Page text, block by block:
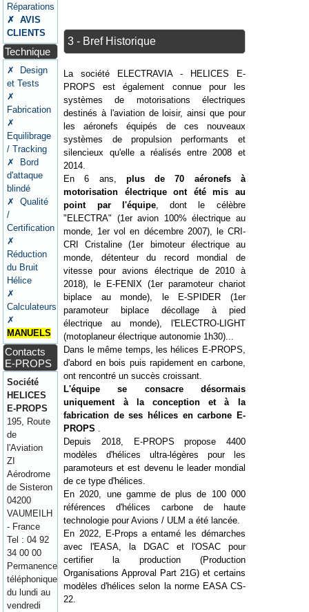
Réparations
✗ AVIS
CLIENTS
Technique
✗ Design
et Tests
✗
Fabrication
✗
Equilibrage
/ Tracking
✗ Bord
d'attaque
blindé
✗ Qualité
/
Certification
✗
Réduction
du Bruit
Hélice
✗
Calculateurs
✗
MANUELS
Contacts
E-PROPS
Société
HELICES
E-PROPS
195, Route
de
l'Aviation
ZI
Aérodrome
de Sisteron
04200
VAUMEILH
- France
Tel : 04 92
34 00 00
Permanence
téléphonique
du lundi au
vendredi
3 - Bref Historique
La société ELECTRAVIA - HELICES E-
PROPS est également connue pour les
systèmes de motorisations électriques
destinés à l'aviation de loisir, ainsi que pour
les aéronefs équipés de ces nouveaux
systèmes de propulsion performants et
silencieux qu'elle a réalisés entre 2008 et
2014.
En 6 ans, plus de 70 aéronefs à
motorisation électrique ont été mis au
point par l'équipe, dont le célèbre
"ELECTRA" (1er avion 100% électrique au
monde, 1er vol en décembre 2007), le CRI-
CRI Cristaline (1er bimoteur électrique au
monde, détenteur du record mondial de
vitesse pour avions électrique de 2010 à
2018), le E-FENIX (1er paramoteur chariot
biplace au monde), le E-SPIDER (1er
paramoteur biplace décollage à pied
électrique au monde), l'ELECTRO-LIGHT
(motoplaneur électrique autonomie 1h30)...
Dans le même temps, les hélices E-PROPS,
d'abord en bois puis rapidement en carbone,
ont rencontré un succès croissant.
L'équipe se consacre désormais
uniquement à la conception et à la
fabrication de ses hélices en carbone E-
PROPS .
Depuis 2018, E-PROPS propose 4400
modèles d'hélices ultra-légères pour les
paramoteurs et est devenu le leader mondial
de ce type d'hélices.
En 2020, une gamme de plus de 100 000
références d'hélices carbone de haute
technologie pour Avions / ULM a été lancée.
En 2022, E-Props a entamé les démarches
avec l'EASA, la DGAC et l'OSAC pour
certifier la production (Production
Organisations Approval Part 21G) et certains
modèles d'hélices selon la norme EASA CS-
22.